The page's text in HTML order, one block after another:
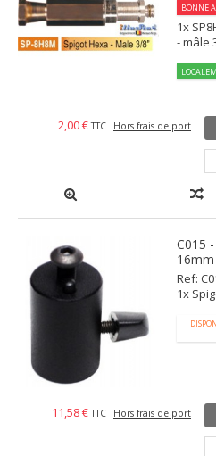
BONNE
1x
- mâle
2,00 € TTC Hors frais de port
C015
Ref:
1x
11,58 € TTC Hors frais de port